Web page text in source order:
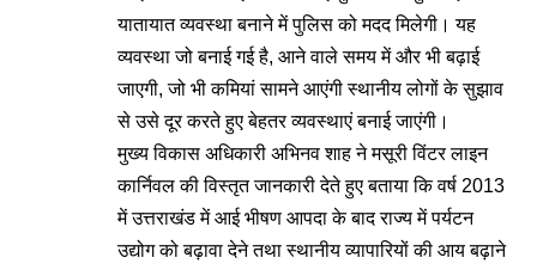
यातायात व्यवस्था बनाने में पुलिस को मदद मिलेगी। यह
व्यवस्था जो बनाई गई है, आने वाले समय में और भी बढ़ाई
जाएगी, जो भी कमियां सामने आएंगी स्थानीय लोगों के सुझाव
से उसे दूर करते हुए बेहतर व्यवस्थाएं बनाई जाएंगी।
मुख्य विकास अधिकारी अभिनव शाह ने मसूरी विंटर लाइन
कार्निवल की विस्तृत जानकारी देते हुए बताया कि वर्ष 2013
में उत्तराखंड में आई भीषण आपदा के बाद राज्य में पर्यटन
उद्योग को बढ़ावा देने तथा स्थानीय व्यापारियों की आय बढ़ाने